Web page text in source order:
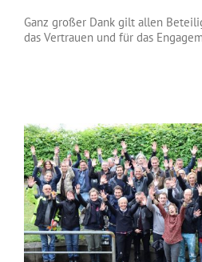
Ganz großer Dank gilt allen
das Vertrauen und für das